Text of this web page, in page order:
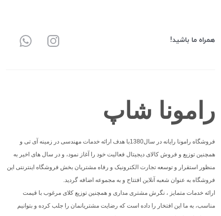
همراه ما باشید!
رامونا شاپ
فروشگاه رامونا رایانه در سال1380با هدف ارائه خدمات مهندسی در زمینه آی تی و
همچنین توزیع و فروش کالای دیجیتال فعالیت خود را آغاز نمود، و در سال های اخیر به
منظور استقرار و توسعه تجارت الکترونیک و رفاه مشتریان بخش فروشگاه اینترنتی این
فروشگاه به عنوان شعبه آنلاین افتتاح و به مجموعه اضافه گردید.
ارائه خدمات متمایز ، نگرش مشتری مداری و همچنین توزیع کلای مرغوب با قیمت
مناسب، به ما این افتخار را داده است که رضایت مشتریانمان را جلب کرده و بتوانیم